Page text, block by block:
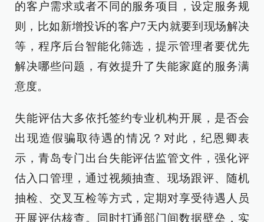
的客户需求或者不同的服务项目，设定服务规
则，比如新增投诉的客户7天内就要到现场解决
等，程序后台智能化筛选，提示管理者要优先
解决哪些问题，有效提升了失能家庭的服务满
意度。
失能评估大多依托签约专业机构开展，是否会
出现造假骗取待遇的情况？对此，纪恩卿表
示，青岛专门出台失能评估监管文件，强化评
估入口管理，通过视频抽查、现场跟评、随机
抽检、交叉互检等方式，定期对享受待遇人员
开展评估核查。同时打通部门间数据壁垒，实